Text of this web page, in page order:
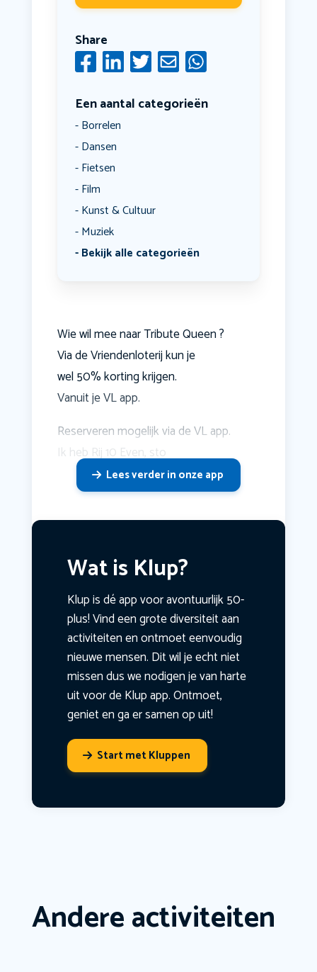
Share
Een aantal categorieën
Borrelen
Dansen
Fietsen
Film
Kunst & Cultuur
Muziek
Bekijk alle categorieën
Wie wil mee naar Tribute Queen ?
Via de Vriendenloterij kun je
wel 50% korting krijgen.
Vanuit je VL app.
Reserveren mogelijk via de VL app.
Ik heb Rij 10 Even, sto
Lees verder in onze app
Wat is Klup?
Klup is dé app voor avontuurlijk 50-
plus! Vind een grote diversiteit aan
activiteiten en ontmoet eenvoudig
nieuwe mensen. Dit wil je echt niet
missen dus we nodigen je van harte
uit voor de Klup app. Ontmoet,
geniet en ga er samen op uit!
Start met Kluppen
Andere activiteiten